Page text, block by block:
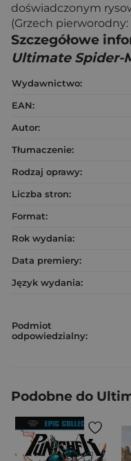
doświadczonym
(Grzech
Szczegółowe
Ultimate Spider-
Wydawnictwo:
EAN:
Autor:
Tłumaczenie:
Rodzaj oprawy:
Liczba stron:
Format:
Rok wydania:
Data premiery:
Język wydania:
Podmiot
odpowiedzialny:
Podobne do